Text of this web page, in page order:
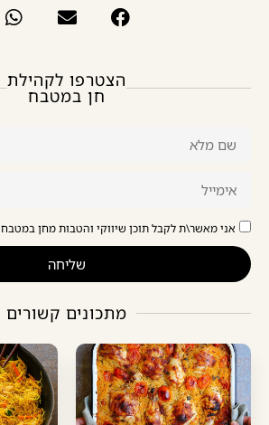
הצטרפו לקהילת
חן במטבח
אני מאשר\ת לקבל תוכן שיווקי והטבות מחן במטבח
שליחה
מתכונים קשורים